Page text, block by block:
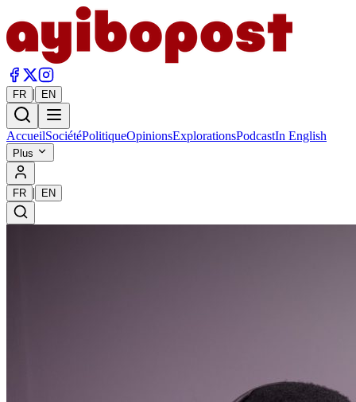
FR | EN
AccueilSociétéPolitiqueOpinionsExplorationsPodcastIn English
Plus
FR | EN